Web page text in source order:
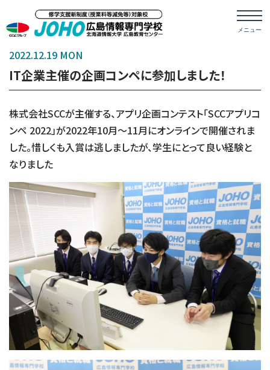
2022.12.19 MON
IT企業主催の企画コンペに参加しました！
株式会社SCCが主催する、アプリ企画コンテスト「SCCアプリコ
ンペ 2022」が2022年10月～11月にオンラインで開催されま
した。惜しくも入賞は逃しましたが、学生にとって良い経験と
なりました